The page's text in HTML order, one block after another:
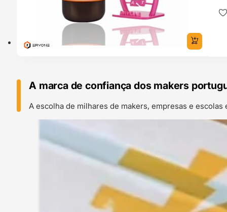
A marca de confiança dos makers
A escolha de milhares de makers, empresas e escolas